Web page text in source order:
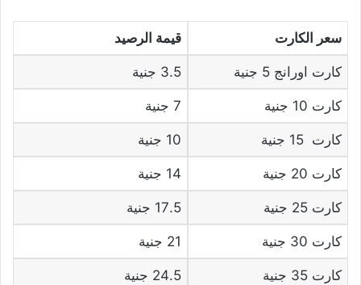
سعر الكارت قيمة الرصيد
كارت اورانج 5 جنية 3.5 جنية
كارت 10 جنية 7 جنية
كارت 15 جنية 10 جنية
كارت 20 جنية 14 جنية
كارت 25 جنية 17.5 جنية
كارت 30 جنية 21 جنية
كارت 35 جنية 24.5 جنية